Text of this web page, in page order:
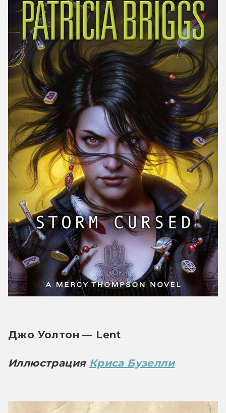
Джо Уолтон — Lent
Иллюстрация Криса Бузелли